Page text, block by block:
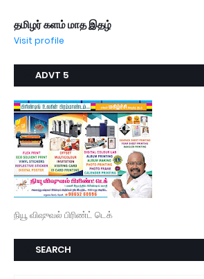
தமிழர் களம் மாத இதழ்
Visit profile
ADVT 5
நியூ விஷுவல் பிரிண்ட் டெக்
SEARCH